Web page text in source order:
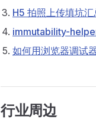
H5 拍照上传填坑汇
immutability-
如何用浏览器调试
行业周边